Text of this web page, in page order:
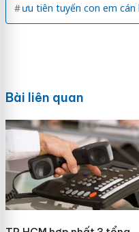
ưu tiên tuyển con em cán
Bài liên quan